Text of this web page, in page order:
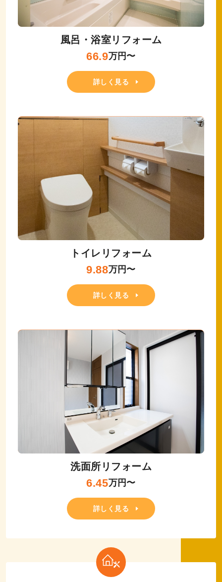
風呂・浴室リフォーム
66.9万円〜
詳しく見る
トイレリフォーム
9.88万円〜
詳しく見る
洗面所リフォーム
6.45万円〜
詳しく見る